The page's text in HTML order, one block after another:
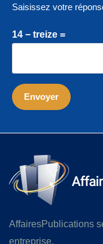
Saisissez votre
14 − treize =
AffairesPublications
entreprise.